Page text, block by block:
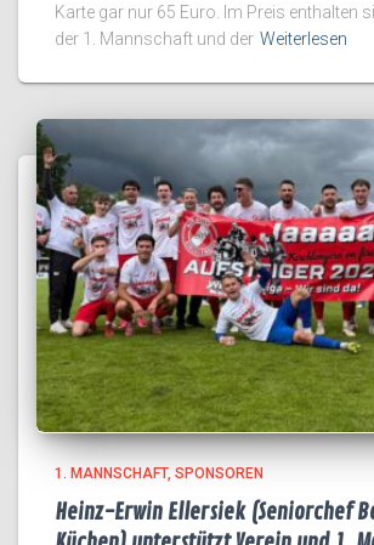
Karte gar nur 65 Euro. Im Preis enthalten
der 1. Mannschaft und der Weiterlesen
1. MANNSCHAFT SPONSOREN
Heinz-Erwin Ellersiek (Seniorchef